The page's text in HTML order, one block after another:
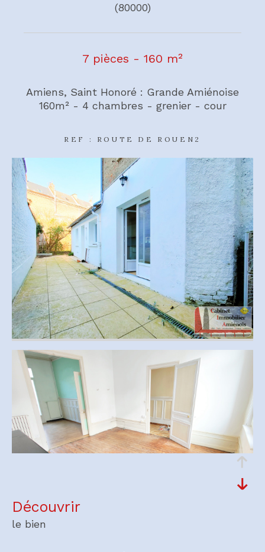
(80000)
7 pièces - 160 m²
Amiens, Saint Honoré : Grande Amiénoise
160m² - 4 chambres - grenier - cour
REF : ROUTE DE ROUEN2
découvrir
le bien